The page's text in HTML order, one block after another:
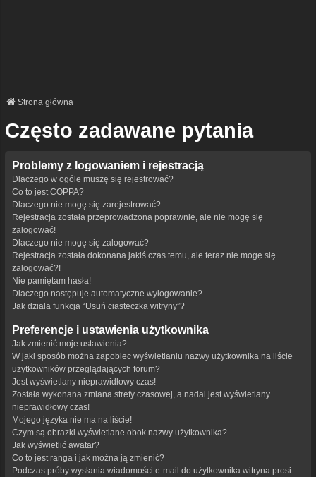
Strona główna
Często zadawane pytania
Problemy z logowaniem i rejestracją
Dlaczego w ogóle muszę się rejestrować?
Co to jest COPPA?
Dlaczego nie mogę się zarejestrować?
Rejestracja została przeprowadzona poprawnie, ale nie mogę się
zalogować!
Dlaczego nie mogę się zalogować?
Rejestracja została dokonana jakiś czas temu, ale teraz nie mogę się
zalogować?!
Nie pamiętam hasła!
Dlaczego następuje automatyczne wylogowanie?
Jak działa funkcja “Usuń ciasteczka witryny”?
Preferencje i ustawienia użytkownika
Jak zmienić moje ustawienia?
W jaki sposób można zapobiec wyświetlaniu nazwy użytkownika na liście
użytkowników przeglądających forum?
Jest wyświetlany nieprawidłowy czas!
Została wykonana zmiana strefy czasowej, a nadal jest wyświetlany
nieprawidłowy czas!
Mojego języka nie ma na liście!
Czym są obrazki wyświetlane obok nazwy użytkownika?
Jak wyświetlić awatar?
Co to jest ranga i jak można ją zmienić?
Podczas próby wysłania wiadomości e-mail do użytkownika witryna prosi